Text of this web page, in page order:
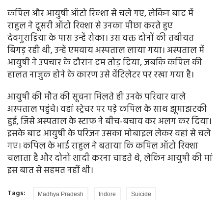
कपिल और आयुषी ऑटो रिक्शा से चले गए, लेकिन बाद में
राहुल ने दूसरी ऑटो रिक्शा से उनका पीछा करते हुए
देवगुराड़िया के पास उन्हें रोका। उस वक्त दोनों की तबीयत
बिगड़ रही थी, उन्हें एमवाय अस्पताल लाया गया। अस्पताल में
आयुषी ने उपचार के दौरान दम तोड़ दिया, जबकि कपिल की
हालत नाजुक होने के कारण उसे वेंटिलेटर पर रखा गया है।
आयुषी की मौत की सूचना मिलते ही उनके परिवार वाले
अस्पताल पहुंचे। वहां स्ट्रेचर पर पड़े कपिल के साथ झूमाझटकी
हुई, जिसे अस्पताल के स्टाफ ने बीच-बचाव कर अलग कर दिया।
इसके बाद आयुषी के परिजन उसका मोबाइल लेकर वहां से चले
गए। कपिल के भाई राहुल ने बताया कि कपिल ऑटो रिक्शा
चलाता है और दोनों शादी करना चाहते थे, लेकिन आयुषी की मां
इस बात से सहमत नहीं थी।
Tags: Madhya Pradesh Indore Suicide